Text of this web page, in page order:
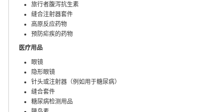
旅行者腹泻抗生素
缝合注射器套件
高原反应药物
预防疟疾的药物
医疗用品
眼镜
隐形眼镜
针头或注射器（例如用于糖尿病）
缝合套件
糖尿病检测用品